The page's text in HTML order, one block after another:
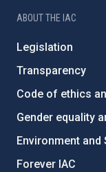
ABOUT THE IAC
Legislation
Transparency
Code of ethics
Gender equality
Environment and
Forever IAC